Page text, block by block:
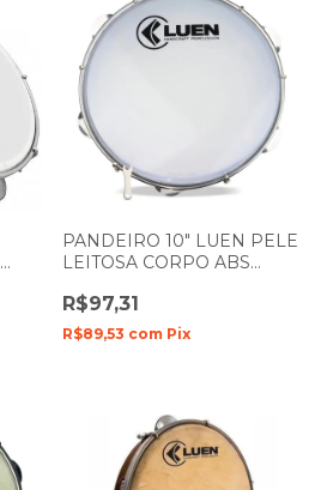
PANDEIRO 10" LUEN PELE
LEITOSA CORPO ABS
R$97,31
R$89,53 com Pix